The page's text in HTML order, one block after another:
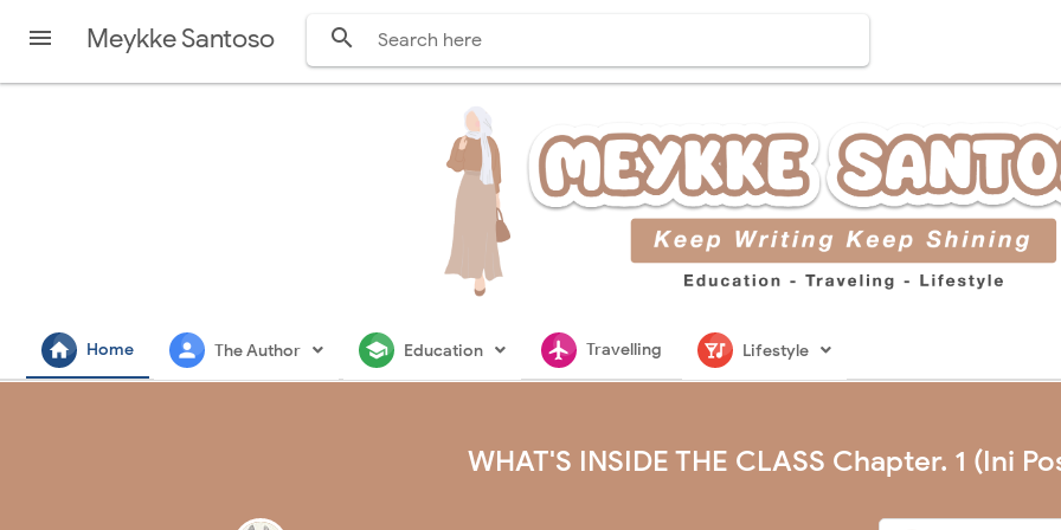
 Meykke Santoso 
home Home person The Author school Education flightsmodeTravelling nightlife Lifestyle
WHAT'S INSIDE THE CLASS Chapter. 1 (Ini